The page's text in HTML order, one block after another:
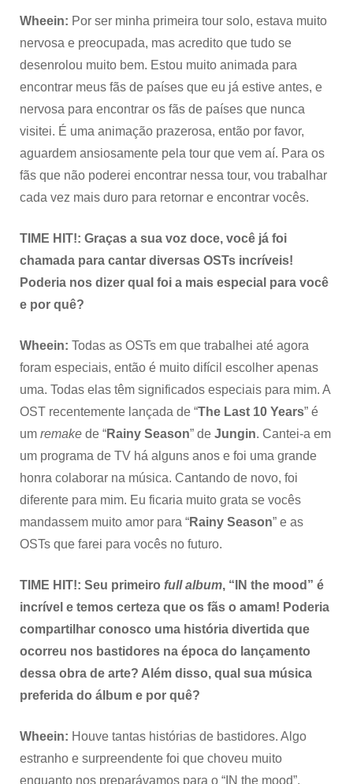
Wheein: Por ser minha primeira tour solo, estava muito
nervosa e preocupada, mas acredito que tudo se
desenrolou muito bem. Estou muito animada para
encontrar meus fãs de países que eu já estive antes, e
nervosa para encontrar os fãs de países que nunca
visitei. É uma animação prazerosa, então por favor,
aguardem ansiosamente pela tour que vem aí. Para os
fãs que não poderei encontrar nessa tour, vou trabalhar
cada vez mais duro para retornar e encontrar vocês.
TIME HIT!: Graças a sua voz doce, você já foi
chamada para cantar diversas OSTs incríveis!
Poderia nos dizer qual foi a mais especial para você
e por quê?
Wheein: Todas as OSTs em que trabalhei até agora
foram especiais, então é muito difícil escolher apenas
uma. Todas elas têm significados especiais para mim. A
OST recentemente lançada de “The Last 10 Years” é
um remake de “Rainy Season” de Jungin. Cantei-a em
um programa de TV há alguns anos e foi uma grande
honra colaborar na música. Cantando de novo, foi
diferente para mim. Eu ficaria muito grata se vocês
mandassem muito amor para “Rainy Season” e as
OSTs que farei para vocês no futuro.
TIME HIT!: Seu primeiro full album, “IN the mood” é
incrível e temos certeza que os fãs o amam! Poderia
compartilhar conosco uma história divertida que
ocorreu nos bastidores na época do lançamento
dessa obra de arte? Além disso, qual sua música
preferida do álbum e por quê?
Wheein: Houve tantas histórias de bastidores. Algo
estranho e surpreendente foi que choveu muito
enquanto nos preparávamos para o “IN the mood”.